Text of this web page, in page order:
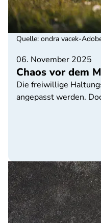
06. November 2025
Chaos vor dem
Die freiwillige
angepasst werden.
Quelle: ondra vacek-